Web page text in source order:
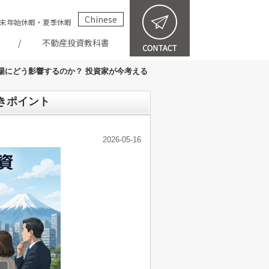
年始休暇・夏季休暇
Chinese
不動産投資教科書
どう影響するのか？ 投資家が今考える
ポイント
2026-05-16